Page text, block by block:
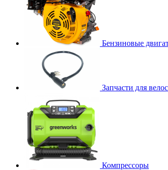
Бензиновые
Запчасти для
Компрессоры